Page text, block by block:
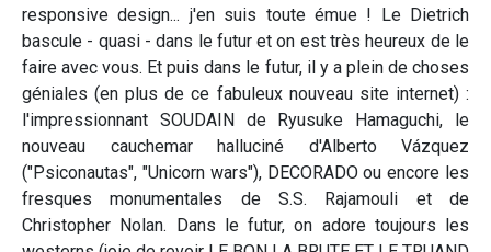
responsive design... j'en suis toute émue ! Le Dietrich
bascule - quasi - dans le futur et on est très heureux de le
faire avec vous. Et puis dans le futur, il y a plein de choses
géniales (en plus de ce fabuleux nouveau site internet) :
l'impressionnant SOUDAIN de Ryusuke Hamaguchi, le
nouveau cauchemar halluciné d'Alberto Vázquez
("Psiconautas", "Unicorn wars"), DECORADO ou encore les
fresques monumentales de S.S. Rajamouli et de
Christopher Nolan. Dans le futur, on adore toujours les